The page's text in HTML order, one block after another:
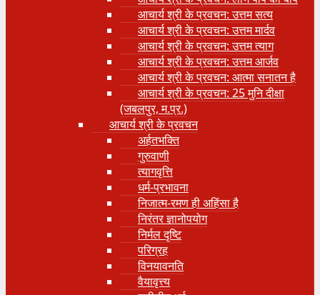
आचार्य श्री के प्रवचन: उत्तम सत्य
आचार्य श्री के प्रवचन: उत्तम मार्दव
आचार्य श्री के प्रवचन: उत्तम त्याग
आचार्य श्री के प्रवचन: उत्तम आर्जव
आचार्य श्री के प्रवचन: आत्मा सनातन है
आचार्य श्री के प्रवचन: 25 मुनि दीक्षा
(जबलपुर, म.प्र.)
आचार्य श्री के प्रवचन
अर्हतभक्ति
गुरुवाणी
त्यागवृत्ति
धर्म-प्रभावना
निजात्म-रमण ही अहिंसा है
निरंतर ज्ञानोपयोग
निर्मल दृष्टि
परिग्रह
विनयावनति
वैयावृत्त्य